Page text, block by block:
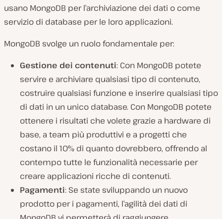
usano MongoDB per l’archiviazione dei dati o come
servizio di database per le loro applicazioni.
MongoDB svolge un ruolo fondamentale per:
Gestione dei contenuti: Con MongoDB potete
servire e archiviare qualsiasi tipo di contenuto,
costruire qualsiasi funzione e inserire qualsiasi tipo
di dati in un unico database. Con MongoDB potete
ottenere i risultati che volete grazie a hardware di
base, a team più produttivi e a progetti che
costano il 10% di quanto dovrebbero, offrendo al
contempo tutte le funzionalità necessarie per
creare applicazioni ricche di contenuti.
Pagamenti: Se state sviluppando un nuovo
prodotto per i pagamenti, l’agilità dei dati di